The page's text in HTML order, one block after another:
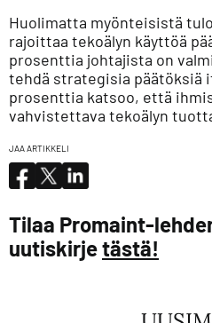
Huolimatta myönteisistä
rajoittaa tekoälyn käyttöä
prosenttia johtajista on
tehdä strategisia päätöksiä
prosenttia katsoo, että
vahvistettava tekoälyn
JAA ARTIKKELI
Tilaa Promaint-
uutiskirjetästä!